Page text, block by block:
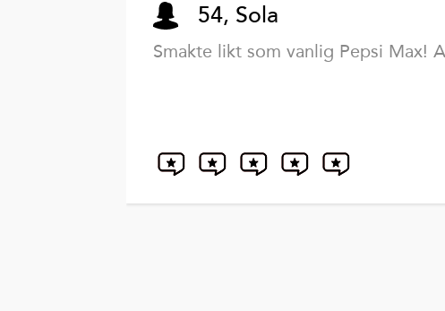
54, Sola
Smakte likt som vanlig Pepsi Max!